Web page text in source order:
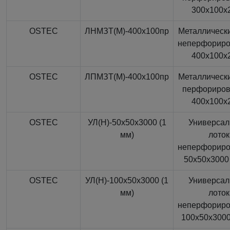
OSTEC ЛНМЗТ(М)-400x100пр
OSTEC ЛПМЗТ(М)-400x100пр
OSTEC
УЛ(Н)-50x50x3000 (1
мм)
лоток
OSTEC
УЛ(Н)-100x50x3000 (1
мм)
лоток